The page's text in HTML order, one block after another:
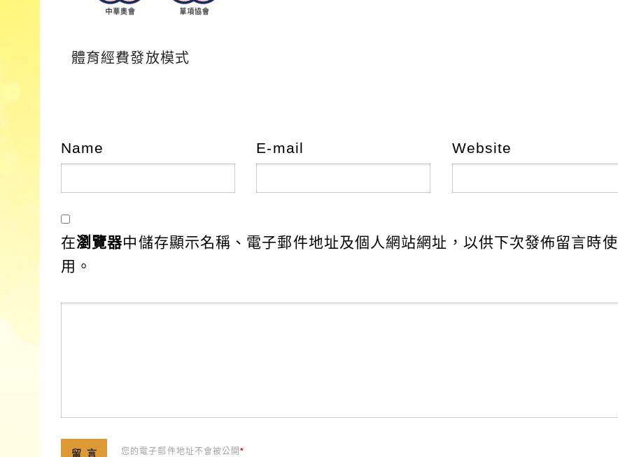
體育經費發放模式
Name E-mail Website
在瀏覽器中儲存顯示名稱、電子郵件地址及個人網站網址，以供下次發佈留言時使
用。
您的電子郵件地址不會被公開*